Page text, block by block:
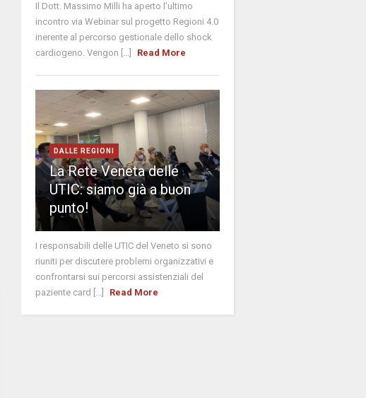
Il Dott. Massimo Milli ha aperto l’ultimo
incontro via Webinar sul progetto Regioni 4.0
inerente al percorso gestionale dello shock
cardiogeno. Vengon [...]
Read More
DALLE REGIONI
La Rete Veneta delle
UTIC: siamo già a buon
punto!
I responsabili delle UTIC del Veneto si sono
riuniti per discutere problemi organizzativi e
confrontarsi sui percorsi assistenziali del
paziente card [...]
Read More